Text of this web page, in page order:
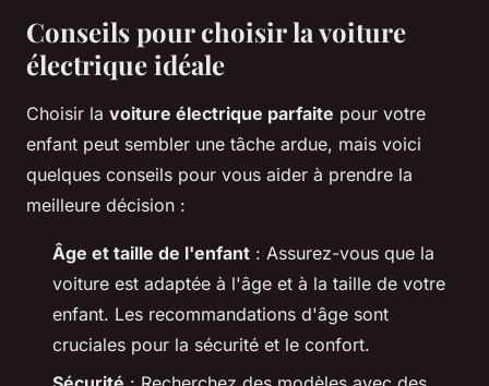
Conseils pour choisir la voiture
électrique idéale
Choisir la voiture électrique parfaite pour votre
enfant peut sembler une tâche ardue, mais voici
quelques conseils pour vous aider à prendre la
meilleure décision :
Âge et taille de l'enfant : Assurez-vous que la
voiture est adaptée à l'âge et à la taille de votre
enfant. Les recommandations d'âge sont
cruciales pour la sécurité et le confort.